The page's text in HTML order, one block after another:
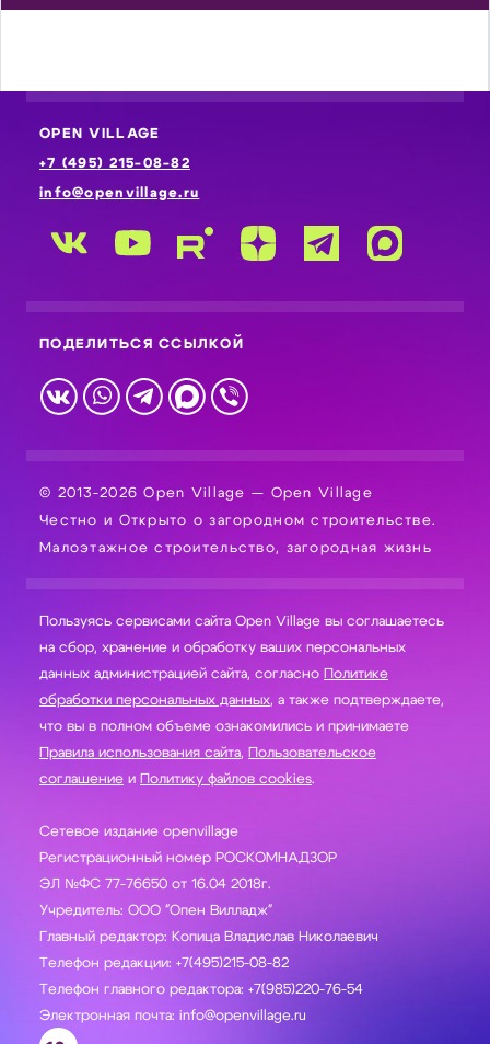
OPEN VILLAGE
+7 (495) 215-08-82
info@openvillage.ru
ПОДЕЛИТЬСЯ ССЫЛКОЙ
© 2013-2026 Open Village — Open Village
Честно и Открыто о загородном строительстве.
Малоэтажное строительство, загородная жизнь
Пользуясь сервисами сайта Open Village вы соглашаетесь
на сбор, хранение и обработку ваших персональных
данных администрацией сайта, согласно Политике
обработки персональных данных, а также подтверждаете,
что вы в полном объеме ознакомились и принимаете
Правила использования сайта, Пользовательское
соглашение и Политику файлов cookies.
Сетевое издание openvillage
Регистрационный номер РОСКОМНАДЗОР
ЭЛ №ФС 77-76650 от 16.04 2018г.
Учредитель: ООО "Опен Вилладж"
Главный редактор: Копица Владислав Николаевич
Телефон редакции: +7(495)215-08-82
Телефон главного редактора: +7(985)220-76-54
Электронная почта: info@openvillage.ru